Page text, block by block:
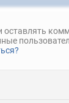
оставлять